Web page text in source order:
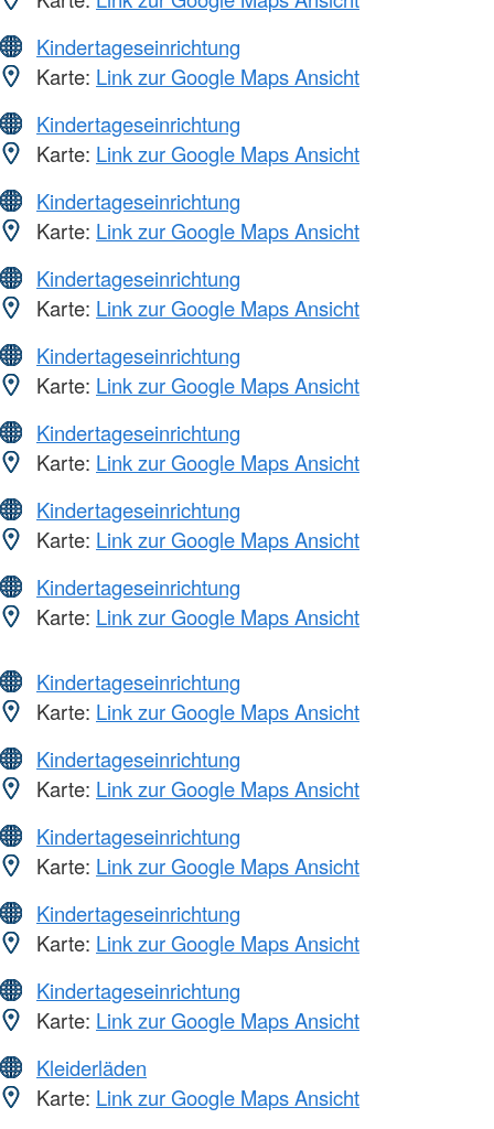
Kindertageseinrichtung
Karte: Link zur Google Maps Ansicht
Kindertageseinrichtung
Karte: Link zur Google Maps Ansicht
Kindertageseinrichtung
Karte: Link zur Google Maps Ansicht
Kindertageseinrichtung
Karte: Link zur Google Maps Ansicht
Kindertageseinrichtung
Karte: Link zur Google Maps Ansicht
Kindertageseinrichtung
Karte: Link zur Google Maps Ansicht
Kindertageseinrichtung
Karte: Link zur Google Maps Ansicht
Kindertageseinrichtung
Karte: Link zur Google Maps Ansicht
Kindertageseinrichtung
Karte: Link zur Google Maps Ansicht
Kindertageseinrichtung
Karte: Link zur Google Maps Ansicht
Kindertageseinrichtung
Karte: Link zur Google Maps Ansicht
Kindertageseinrichtung
Karte: Link zur Google Maps Ansicht
Kindertageseinrichtung
Karte: Link zur Google Maps Ansicht
Kleiderläden
Karte: Link zur Google Maps Ansicht